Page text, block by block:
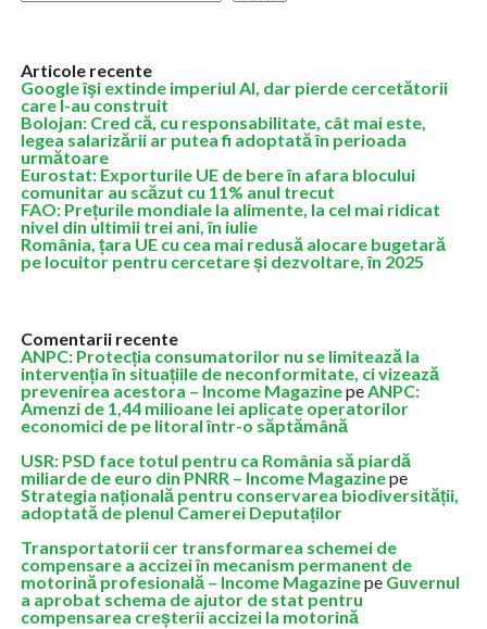
Articole recente
Google îşi extinde imperiul AI, dar pierde cercetătorii
care l-au construit
Bolojan: Cred că, cu responsabilitate, cât mai este,
legea salarizării ar putea fi adoptată în perioada
următoare
Eurostat: Exporturile UE de bere în afara blocului
comunitar au scăzut cu 11% anul trecut
FAO: Prețurile mondiale la alimente, la cel mai ridicat
nivel din ultimii trei ani, în iulie
România, țara UE cu cea mai redusă alocare bugetară
pe locuitor pentru cercetare și dezvoltare, în 2025
Comentarii recente
ANPC: Protecția consumatorilor nu se limitează la
intervenția în situațiile de neconformitate, ci vizează
prevenirea acestora – Income MagazinepeANPC:
Amenzi de 1,44 milioane lei aplicate operatorilor
economici de pe litoral într-o săptămână
USR: PSD face totul pentru ca România să piardă
miliarde de euro din PNRR – Income Magazinepe
Strategia națională pentru conservarea biodiversității,
adoptată de plenul Camerei Deputaților
Transportatorii cer transformarea schemei de
compensare a accizei în mecanism permanent de
motorină profesională – Income Magazinepe Guvernul
a aprobat schema de ajutor de stat pentru
compensarea creșterii accizei la motorină